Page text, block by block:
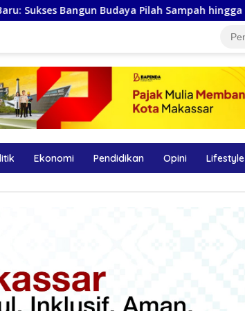
Sampah hingga TPS 3R Karebosi Jadi Rujukan
Ekonomi Pendidikan Opini Lifestyle